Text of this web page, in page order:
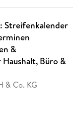
Streifenkalender
&
Büro &
& Co. KG